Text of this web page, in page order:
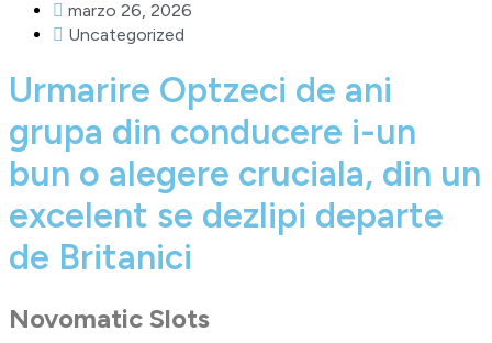
marzo 26, 2026
Uncategorized
Urmarire Optzeci de ani
grupa din conducere i-un
bun o alegere cruciala, din un
excelent se dezlipi departe
de Britanici
Novomatic Slots